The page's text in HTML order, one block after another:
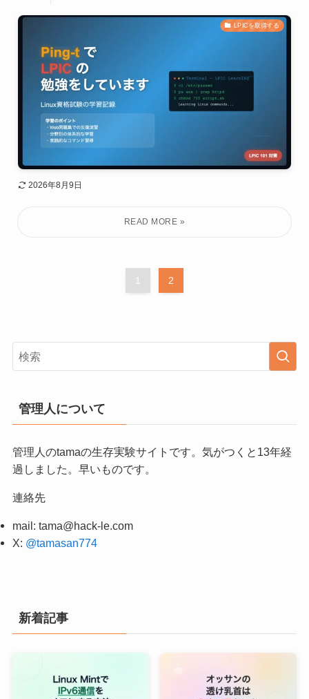
LPICを取得する
2026年8月9日
1 2
管理人について
管理人のtamaの生存実験サイトです。気がつくと13年経
過しました。早いものです。
連絡先
mail: tama@hack-le.com
X: @tamasan774
新着記事